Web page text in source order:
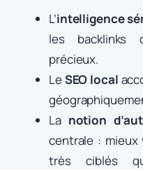
L’intelligence
les backlinks
précieux.
LeSEO local
La notion
centrale : mieux
très ciblés